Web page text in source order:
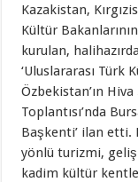
Kazakistan,
Kültür
kurulan,
‘Uluslararası Türk
Özbekistan’ın
Toplantısı’nda
Başkenti’ ilan etti.
yönlü turizmi,
kadim kültür